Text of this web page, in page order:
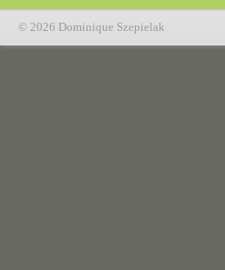
© 2026 Dominique Szepielak